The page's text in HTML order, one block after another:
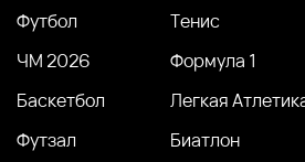
Футбол Тенис
ЧМ 2026
Формула 1
Баскетбол
Легкая
Футзал
Биатлон